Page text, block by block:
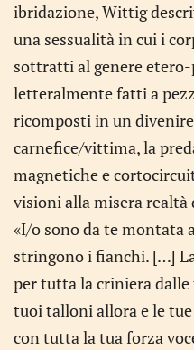
ibridazione, Wittig
una sessualità in cui i
sottratti al genere
letteralmente fatti a
ricomposti in un
carnefice/vittima, la
magnetiche e
visioni alla misera
«I/o sono da te montata
stringono i fianchi. […]
per tutta la criniera
tuoi talloni allora e le
con tutta la tua forza